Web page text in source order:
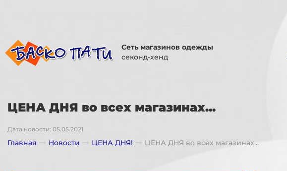
Сеть магазинов одежды
секонд-хенд
ЦЕНА ДНЯ во всех магазинах...
Дата новости: 05.05.2021
Главная Новости ЦЕНА ДНЯ! ЦЕНА ДНЯ во всех магазинах...